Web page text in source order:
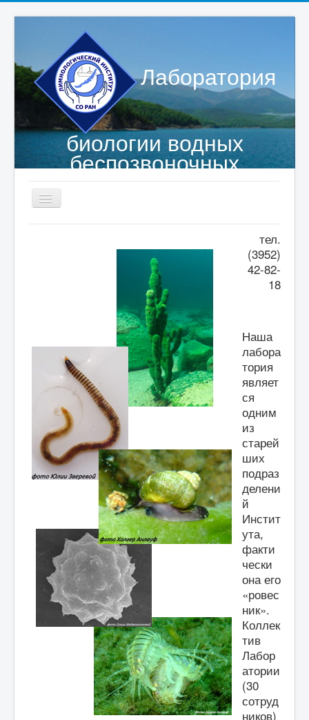
Лаборатория
биологии водных
беспозвоночных
Объекты исследований
тел.
(3952)
42-82-
18
Наша
лабора
тория
являет
ся
одним
из
старей
ших
подраз
делени
й
Инстит
ута,
факти
чески
она его
«ровес
ник».
Коллек
тив
Лабор
атории
(30
сотруд
ников)